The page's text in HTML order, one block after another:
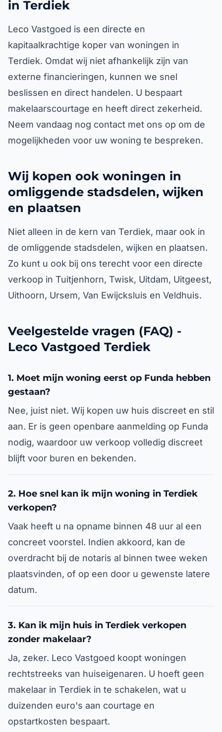
in Terdiek
Leco Vastgoed is een directe en
kapitaalkrachtige koper van woningen in
Terdiek. Omdat wij niet afhankelijk zijn van
externe financieringen, kunnen we snel
beslissen en direct handelen. U bespaart
makelaarscourtage en heeft direct zekerheid.
Neem vandaag nog contact met ons op om de
mogelijkheden voor uw woning te bespreken.
Wij kopen ook woningen in
omliggende stadsdelen, wijken
en plaatsen
Niet alleen in de kern van Terdiek, maar ook in
de omliggende stadsdelen, wijken en plaatsen.
Zo kunt u ook bij ons terecht voor een directe
verkoop in Tuitjenhorn, Twisk, Uitdam, Uitgeest,
Uithoorn, Ursem, Van Ewijcksluis en Veldhuis.
Veelgestelde vragen (FAQ) -
Leco Vastgoed Terdiek
1. Moet mijn woning eerst op Funda hebben
gestaan?
Nee, juist niet. Wij kopen uw huis discreet en stil
aan. Er is geen openbare aanmelding op Funda
nodig, waardoor uw verkoop volledig discreet
blijft voor buren en bekenden.
2. Hoe snel kan ik mijn woning in Terdiek
verkopen?
Vaak heeft u na opname binnen 48 uur al een
concreet voorstel. Indien akkoord, kan de
overdracht bij de notaris al binnen twee weken
plaatsvinden, of op een door u gewenste latere
datum.
3. Kan ik mijn huis in Terdiek verkopen
zonder makelaar?
Ja, zeker. Leco Vastgoed koopt woningen
rechtstreeks van huiseigenaren. U hoeft geen
makelaar in Terdiek in te schakelen, wat u
duizenden euro's aan courtage en
opstartkosten bespaart.